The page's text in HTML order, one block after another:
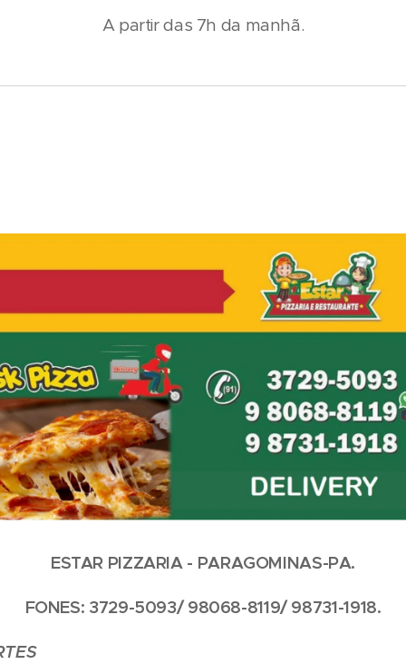
A partir das 7h da manhã.
ESTAR PIZZARIA - PARAGOMINAS-PA.
FONES: 3729-5093/ 98068-8119/ 98731-1918.